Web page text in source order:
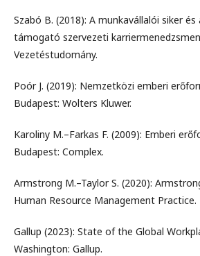
Szabó B. (2018): A munkavállalói siker
támogató szervezeti
Vezetéstudomány.
Poór J. (2019): Nemzetközi emberi
Budapest: Wolters Kluwer.
Karoliny M.–Farkas F. (2009): Emberi
Budapest: Complex.
Armstrong M.–Taylor S. (2020):
Human Resource Management Practice.
Gallup (2023): State of the Global
Washington: Gallup.